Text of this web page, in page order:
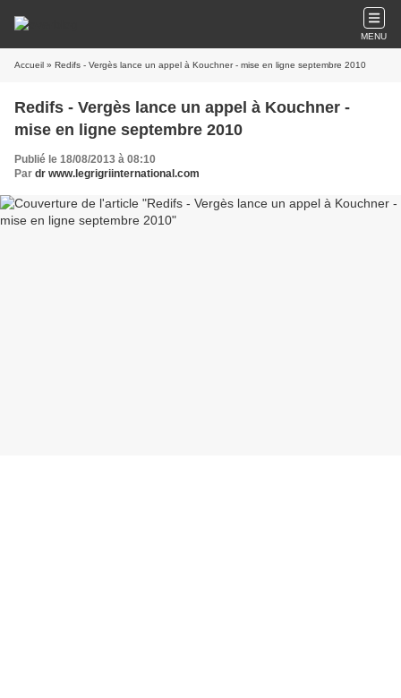
MENU
Accueil » Redifs - Vergès lance un appel à Kouchner - mise en ligne septembre 2010
Redifs - Vergès lance un appel à Kouchner -
mise en ligne septembre 2010
Publié le 18/08/2013 à 08:10
Par dr www.legrigriinternational.com